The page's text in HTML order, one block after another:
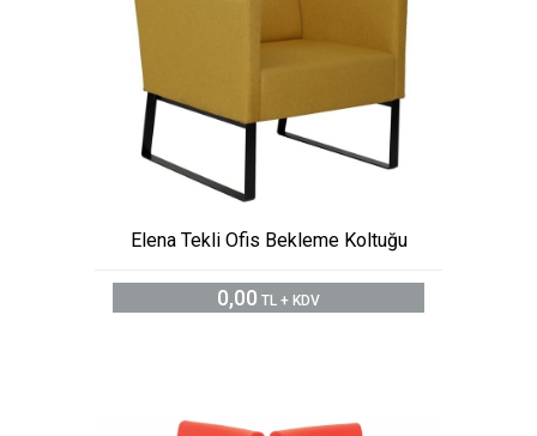
Elena Tekli Ofis Bekleme Koltuğu
0,00 TL + KDV